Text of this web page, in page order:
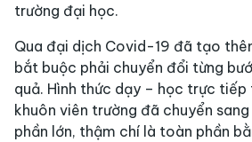
trường đại học.
Qua đại dịch Covid-19 đã tạo
bắt buộc phải chuyển đổi từng
quả. Hình thức dạy – học trực
khuôn viên trường đã chuyển
phần lớn, thậm chí là toàn phần